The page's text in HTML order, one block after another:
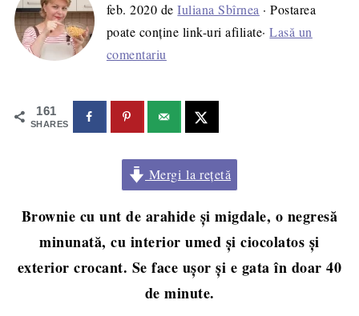
feb. 2020 deIuliana Sbîrnea · Postarea
poate conține link-uri afiliate·Lasă un
comentariu
161
SHARES
Mergi la rețetă
Brownie cu unt de arahide și migdale, o negresă
minunată, cu interior umed și ciocolatos și
exterior crocant. Se face ușor și e gata în doar 40
de minute.